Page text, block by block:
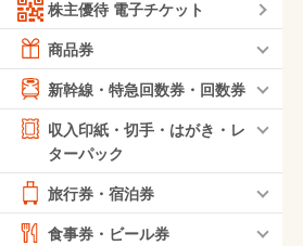
株主優待 電子チケット
商品券
新幹線・特急回数券・回数券
収入印紙・切手・はがき・レ
ターパック
旅行券・宿泊券
食事券・ビール券